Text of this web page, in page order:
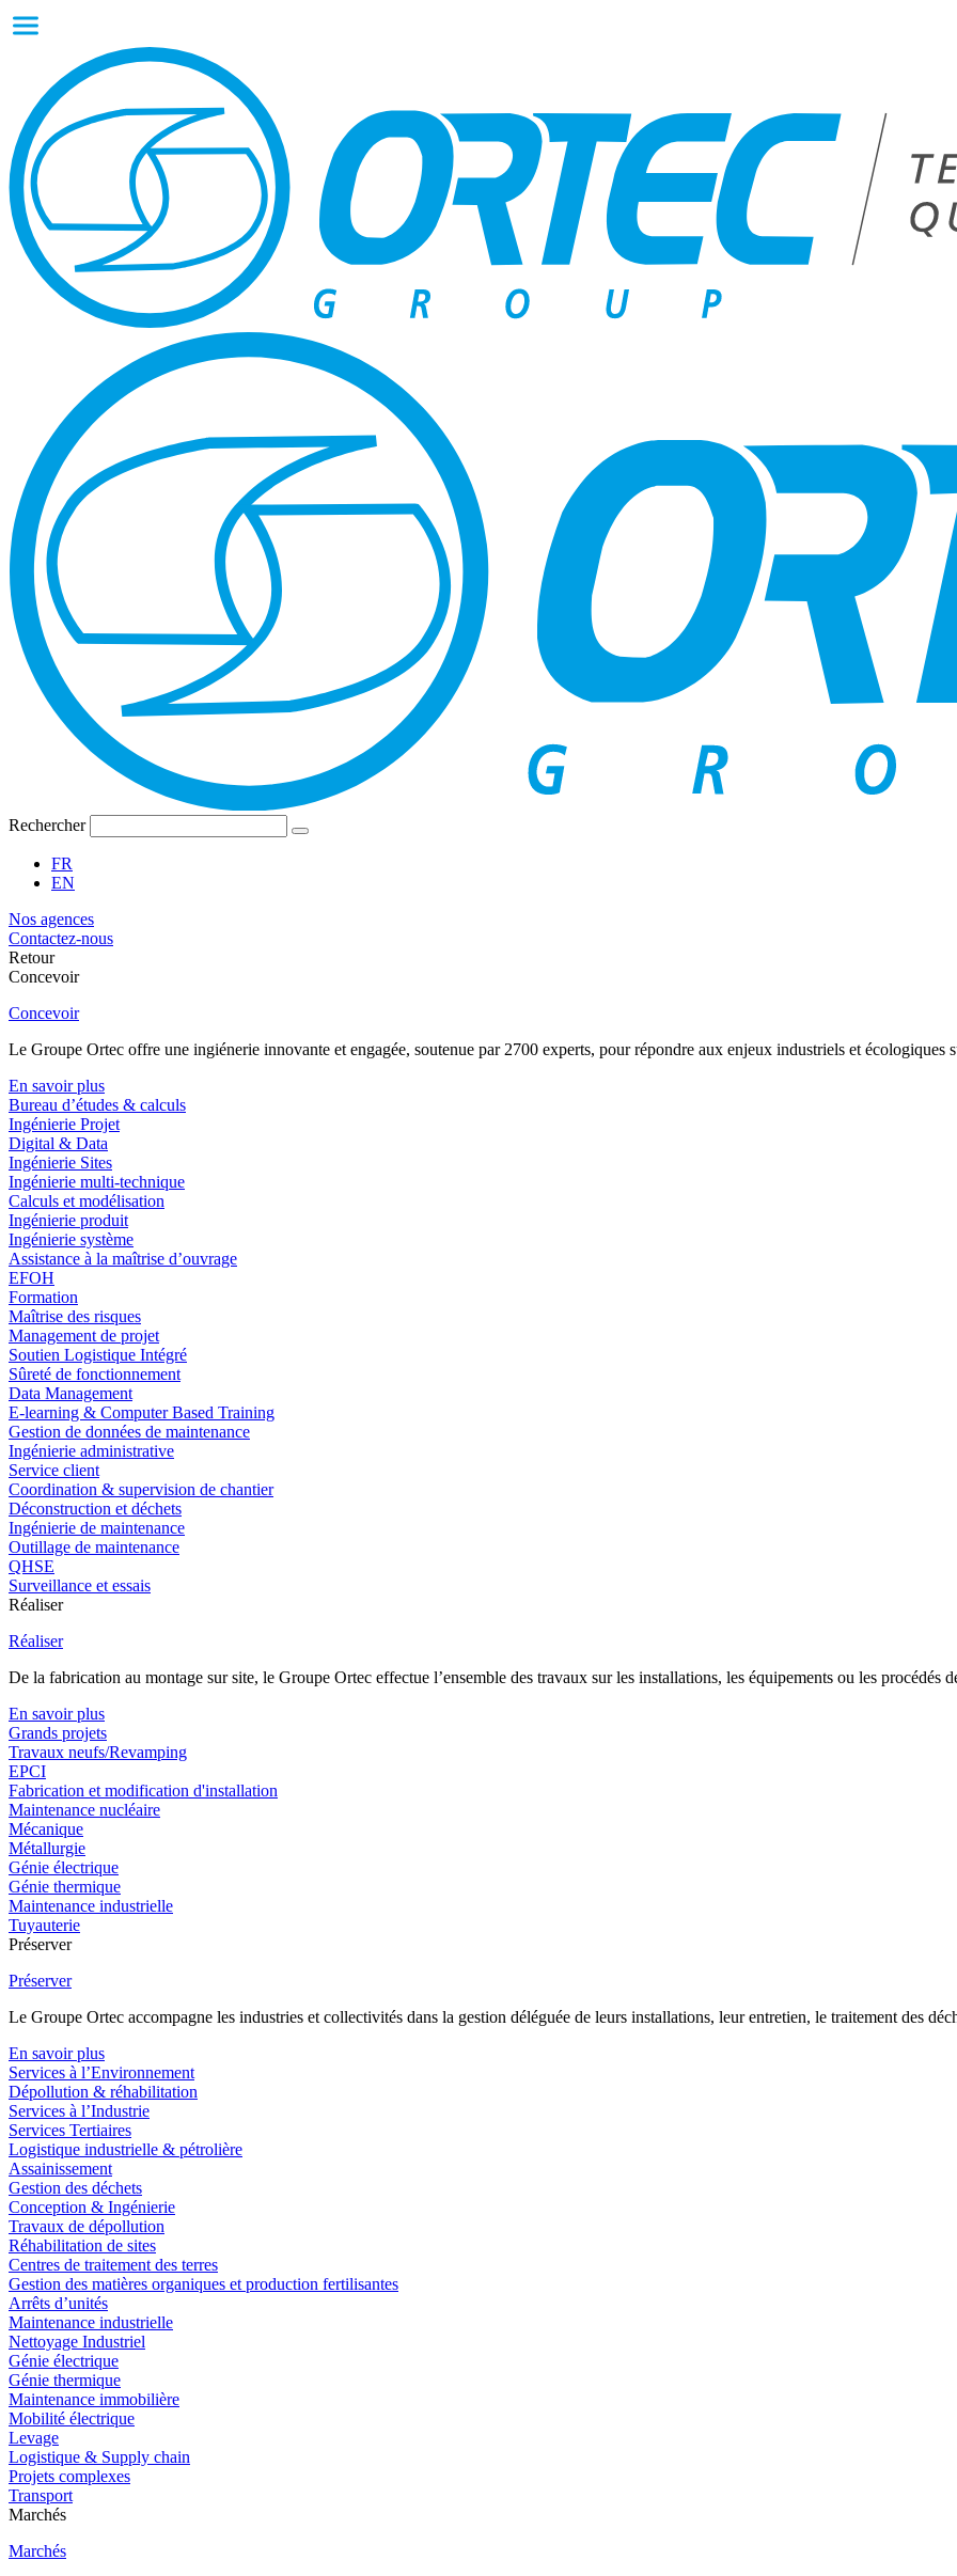
Rechercher
FR
EN
Nos agences
Contactez-nous
Retour
Concevoir
Concevoir
Le Groupe Ortec offre une ingiénerie innovante et engagée, soutenue par 2700 experts, pour répondre aux enjeux industriels et écologiques
En savoir plus
Bureau d’études & calculs
Ingénierie Projet
Digital & Data
Ingénierie Sites
Ingénierie multi-technique
Calculs et modélisation
Ingénierie produit
Ingénierie système
Assistance à la maîtrise d’ouvrage
EFOH
Formation
Maîtrise des risques
Management de projet
Soutien Logistique Intégré
Sûreté de fonctionnement
Data Management
E-learning & Computer Based Training
Gestion de données de maintenance
Ingénierie administrative
Service client
Coordination & supervision de chantier
Déconstruction et déchets
Ingénierie de maintenance
Outillage de maintenance
QHSE
Surveillance et essais
Réaliser
Réaliser
De la fabrication au montage sur site, le Groupe Ortec effectue l’ensemble des travaux sur les installations, les équipements ou les procédés
En savoir plus
Grands projets
Travaux neufs/Revamping
EPCI
Fabrication et modification d'installation
Maintenance nucléaire
Mécanique
Métallurgie
Génie électrique
Génie thermique
Maintenance industrielle
Tuyauterie
Préserver
Préserver
Le Groupe Ortec accompagne les industries et collectivités dans la gestion déléguée de leurs installations, leur entretien, le traitement des
En savoir plus
Services à l’Environnement
Dépollution & réhabilitation
Services à l’Industrie
Services Tertiaires
Logistique industrielle & pétrolière
Assainissement
Gestion des déchets
Conception & Ingénierie
Travaux de dépollution
Réhabilitation de sites
Centres de traitement des terres
Gestion des matières organiques et production fertilisantes
Arrêts d’unités
Maintenance industrielle
Nettoyage Industriel
Génie électrique
Génie thermique
Maintenance immobilière
Mobilité électrique
Levage
Logistique & Supply chain
Projets complexes
Transport
Marchés
Marchés